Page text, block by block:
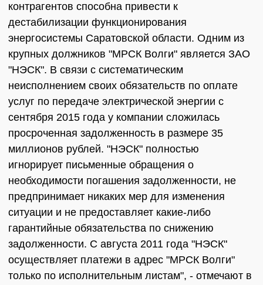
контрагентов способна привести к
дестабилизации функционирования
энергосистемы Саратовской области. Одним из
крупных должников "МРСК Волги" является ЗАО
"НЭСК". В связи с систематическим
неисполнением своих обязательств по оплате
услуг по передаче электрической энергии с
сентября 2015 года у компании сложилась
просроченная задолженность в размере 35
миллионов рублей. "НЭСК" полностью
игнорирует письменные обращения о
необходимости погашения задолженности, не
предпринимает никаких мер для изменения
ситуации и не предоставляет какие-либо
гарантийные обязательства по снижению
задолженности. С августа 2011 года "НЭСК"
осуществляет платежи в адрес "МРСК Волги"
только по исполнительным листам", - отмечают в